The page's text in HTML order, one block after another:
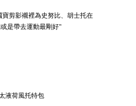
剪影襯裡為史努比、胡士托在
是帶去運動最剛好"
液荷風托特包